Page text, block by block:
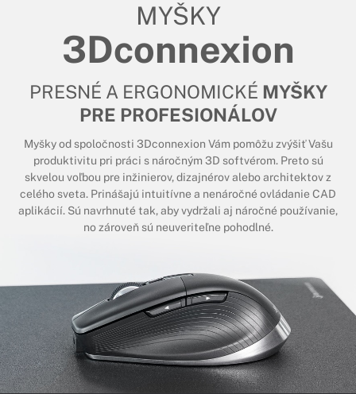
MYŠKY
3Dconnexion
PRESNÉ A ERGONOMICKÉ MYŠKY
PRE PROFESIONÁLOV
Myšky od spoločnosti 3Dconnexion Vám pomôžu zvýšiť Vašu
produktivitu pri práci s náročným 3D softvérom. Preto sú
skvelou voľbou pre inžinierov, dizajnérov alebo architektov z
celého sveta. Prinášajú intuitívne a nenáročné ovládanie CAD
aplikácií. Sú navrhnuté tak, aby vydržali aj náročné používanie,
no zároveň sú neuveriteľne pohodlné.